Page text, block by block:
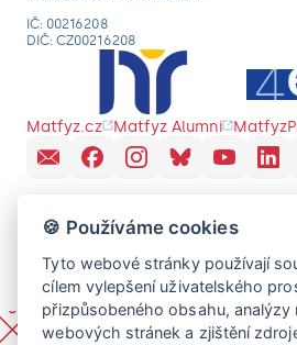
IČ: 00216208
DIČ: CZ00216208
Matfyz.cz Matfyz Alumni
🍪 Používáme cookies
Tyto webové stránky používají
cílem vylepšení uživatelského
přizpůsobeného obsahu, analýzy
webových stránek a zjištění